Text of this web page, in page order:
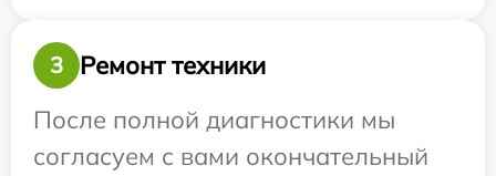
3
Ремонт техники
После полной диагностики мы
согласуем с вами окончательный